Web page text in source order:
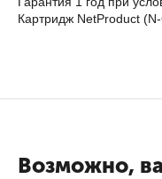
Картридж NetProduct
Возможно,